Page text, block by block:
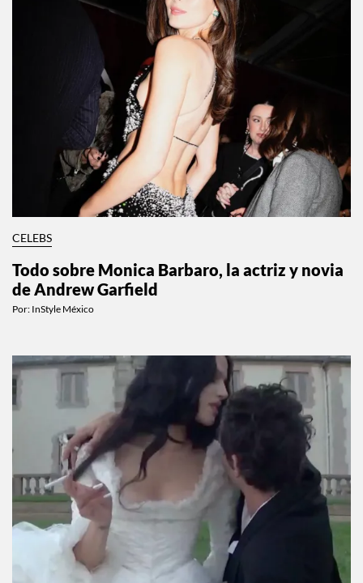
CELEBS
Todo sobre Monica Barbaro, la actriz y novia
de Andrew Garfield
Por: InStyle México